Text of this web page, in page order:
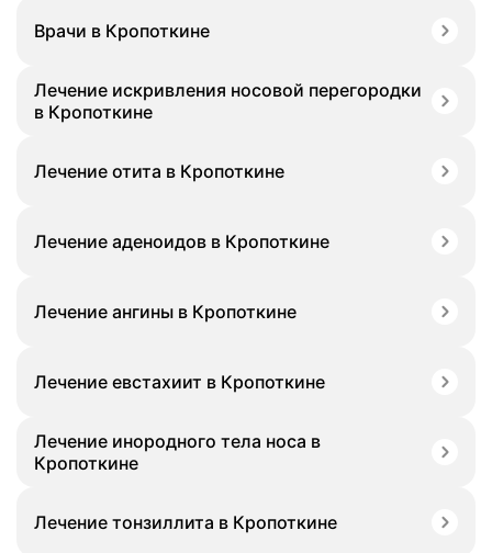
Врачи в Кропоткине
Лечение искривления носовой перегородки
в Кропоткине
Лечение отита в Кропоткине
Лечение аденоидов в Кропоткине
Лечение ангины в Кропоткине
Лечение евстахиит в Кропоткине
Лечение инородного тела носа в
Кропоткине
Лечение тонзиллита в Кропоткине